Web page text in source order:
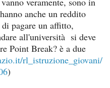
anche un reddito
pagare un affitto,
all'università si deve
Point Break? è a due
rl_istruzione_giovani/
)